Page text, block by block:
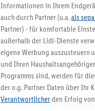
Informationen in Ihrem
auch durch Partner (u.a.als
Partner) - für komfortable
außerhalb der Lidl-Dienste
eigene Werbung auszusteuern
und Ihren
Programms sind, werden für
der o.g. Partner Daten über Ihr
Verantwortlicherden Erfolg